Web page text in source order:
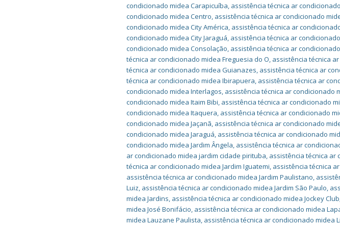
condicionado midea Carapicuíba, assistência técnica ar
condicionado midea Centro, assistência técnica ar condicionado
condicionado midea City América, assistência técnica ar
condicionado midea City Jaraguá, assistência técnica ar
condicionado midea Consolação, assistência técnica ar
técnica ar condicionado midea Freguesia do O, assistência técnica
técnica ar condicionado midea Guianazes, assistência técnica ar
técnica ar condicionado midea Ibirapuera, assistência técnica ar
condicionado midea Interlagos, assistência técnica ar condicionado
condicionado midea Itaim Bibi, assistência técnica ar condicionado
condicionado midea Itaquera, assistência técnica ar condicionado
condicionado midea Jaçanã, assistência técnica ar condicionado
condicionado midea Jaraguá, assistência técnica ar condicionado
condicionado midea Jardim Ângela, assistência técnica ar
ar condicionado midea jardim cidade pirituba, assistência técnica ar
técnica ar condicionado midea Jardim Iguatemi, assistência técnica
assistência técnica ar condicionado midea Jardim Paulistano,
Luiz, assistência técnica ar condicionado midea Jardim São Paulo,
midea Jardins, assistência técnica ar condicionado midea Jockey Club
midea José Bonifácio, assistência técnica ar condicionado midea
midea Lauzane Paulista, assistência técnica ar condicionado midea